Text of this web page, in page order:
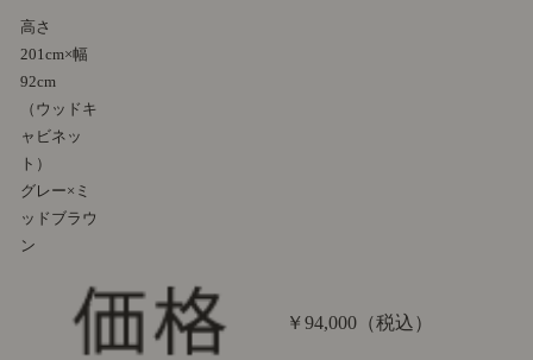
高さ
201cm×幅
92cm
（ウッドキ
ャビネッ
ト）
グレー×ミ
ッドブラウ
ン
￥94,000 （税込）